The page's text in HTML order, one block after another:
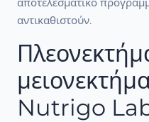
αντικαθιστούν.
Nutrigo